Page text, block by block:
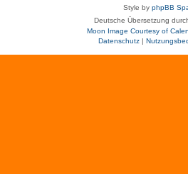
Style by phpBB
Deutsche Übersetzung
Moon Image Courtesy of
Datenschutz|